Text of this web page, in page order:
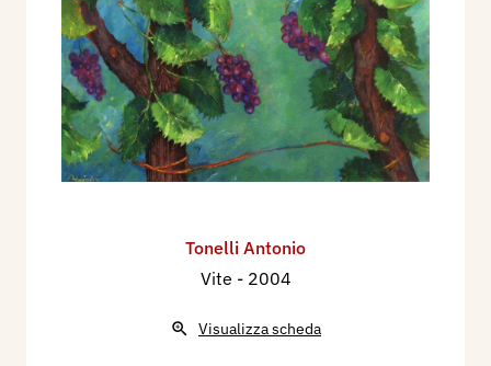
Tonelli Antonio
Vite - 2004
Visualizza scheda